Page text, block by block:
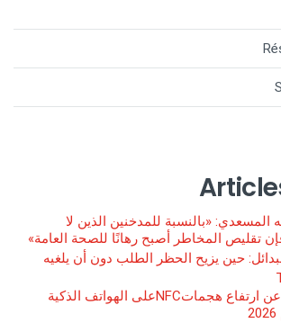
المسعدي: «بالنسبة للمدخنين الذين لا
تقليص المخاطر أصبح رهانًا للصحة العامة»
حين يزيح الحظر الطلب دون أن يلغيه
كاسبرسكي تكشف عن ارتفاع هجماتNFCعلى الهواتف الذكية